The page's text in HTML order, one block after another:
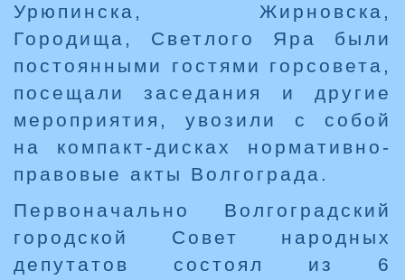
Урюпинска, Жирновска,
Городища, Светлого Яра были
постоянными гостями горсовета,
посещали заседания и другие
мероприятия, увозили с собой
на компакт-дисках нормативно-
правовые акты Волгограда.
Первоначально Волгоградский
городской Совет народных
депутатов состоял из 6